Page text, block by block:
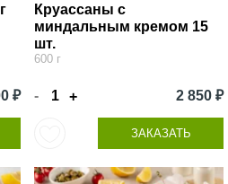
₽
Круассаны с
миндальным кремом 15
шт.
600 г
- + 2 850 ₽
ЗАКАЗАТЬ